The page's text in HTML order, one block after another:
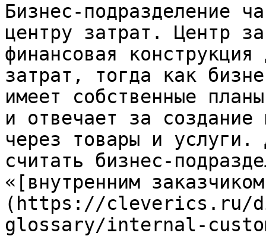
Бизнес-подразделение
центру затрат. Центр
финансовая
затрат, тогда как
имеет собственные
и отвечает за создание
через товары и услуги.
считать бизнес-
«[внутренним
(https://cleverics.ru/
glossary/internal-